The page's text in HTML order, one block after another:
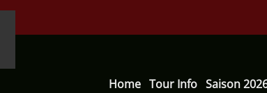
Home Tour Info Saison